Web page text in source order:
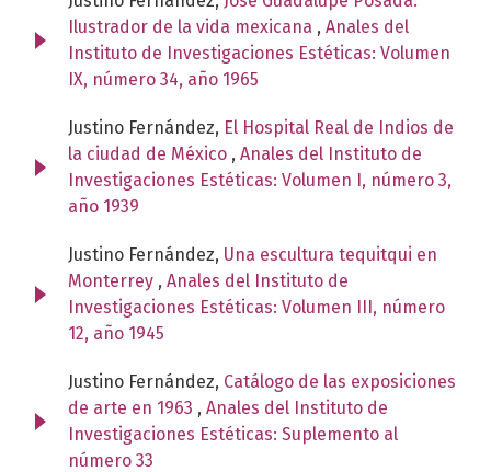
Ilustrador de la vida mexicana , Anales del
Instituto de Investigaciones Estéticas: Volumen
IX, número 34, año 1965
Justino Fernández, El Hospital Real de Indios de
la ciudad de México , Anales del Instituto de
Investigaciones Estéticas: Volumen I, número 3,
año 1939
Justino Fernández, Una escultura tequitqui en
Monterrey , Anales del Instituto de
Investigaciones Estéticas: Volumen III, número
12, año 1945
Justino Fernández, Catálogo de las exposiciones
de arte en 1963 , Anales del Instituto de
Investigaciones Estéticas: Suplemento al
número 33